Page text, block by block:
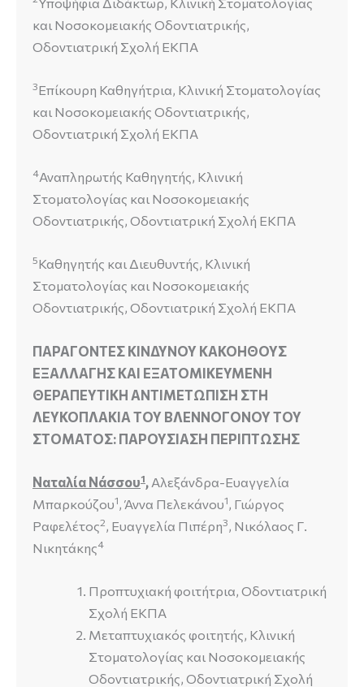
και Νοσοκομειακής Οδοντιατρικής,
Οδοντιατρική Σχολή ΕΚΠΑ
3Επίκουρη Καθηγήτρια, Κλινική Στοματολογίας
και Νοσοκομειακής Οδοντιατρικής,
Οδοντιατρική Σχολή ΕΚΠΑ
4Αναπληρωτής Καθηγητής, Κλινική
Στοματολογίας και Νοσοκομειακής
Οδοντιατρικής, Οδοντιατρική Σχολή ΕΚΠΑ
5Καθηγητής και Διευθυντής, Κλινική
Στοματολογίας και Νοσοκομειακής
Οδοντιατρικής, Οδοντιατρική Σχολή ΕΚΠΑ
ΠΑΡΑΓΟΝΤΕΣ ΚΙΝΔΥΝΟΥ ΚΑΚΟΗΘΟΥΣ
ΕΞΑΛΛΑΓΗΣ ΚΑΙ ΕΞΑΤΟΜΙΚΕΥΜΕΝΗ
ΘΕΡΑΠΕΥΤΙΚΗ ΑΝΤΙΜΕΤΩΠΙΣΗ ΣΤΗ
ΛΕΥΚΟΠΛΑΚΙΑ ΤΟΥ ΒΛΕΝΝΟΓΟΝΟΥ ΤΟΥ
ΣΤΟΜΑΤΟΣ: ΠΑΡΟΥΣΙΑΣΗ ΠΕΡΙΠΤΩΣΗΣ
Ναταλία Νάσσου1, Αλεξάνδρα-Ευαγγελία
Μπαρκούζου1, Άννα Πελεκάνου1, Γιώργος
Ραφελέτος2, Ευαγγελία Πιπέρη3, Νικόλαος Γ.
Νικητάκης4
Προπτυχιακή φοιτήτρια, Οδοντιατρική
Σχολή ΕΚΠΑ
Μεταπτυχιακός φοιτητής, Κλινική
Στοματολογίας και Νοσοκομειακής
Οδοντιατρικής, Οδοντιατρική Σχολή